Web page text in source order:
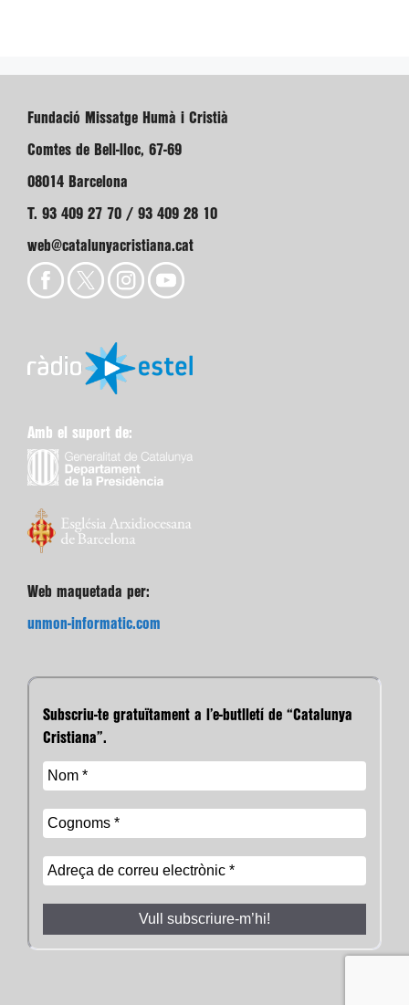
Fundació Missatge Humà i Cristià
Comtes de Bell-lloc, 67-69
08014 Barcelona
T. 93 409 27 70 / 93 409 28 10
web@catalunyacristiana.cat
Amb el suport de:
Web maquetada per:
unmon-informatic.com
Subscriu-te gratuïtament a l’e-butlletí de “Catalunya
Cristiana”.